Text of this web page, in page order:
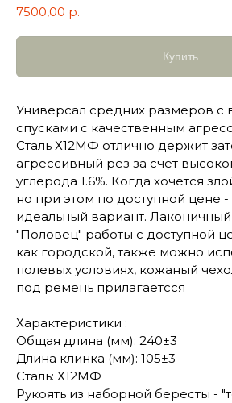
7500,00 р.
Купить
Универсал средних размеров с
спусками с качественным
Сталь Х12МФ отлично держит
агрессивный рез за счет
углерода 1.6%. Когда хочется
но при этом по доступной цене
идеальный вариант.
"Половец" работы с доступной
как городской, также можно
полевых условиях, кожаный
под ремень прилагаетсся
Характеристики :
Общая длина (мм): 240±3
Длина клинка (мм): 105±3
Сталь: Х12МФ
Рукоять из наборной бересты -